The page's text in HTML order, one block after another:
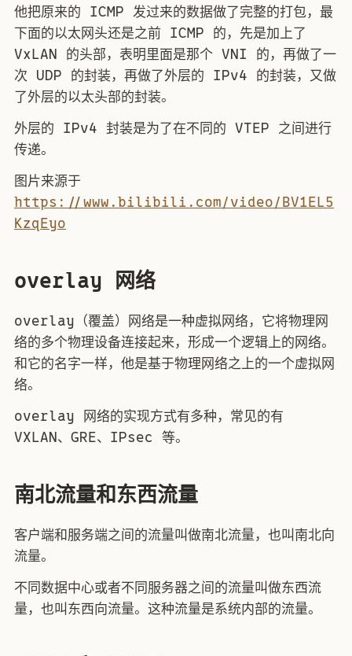
他把原来的 ICMP 发过来的数据做了完整的打包，最
下面的以太网头还是之前 ICMP 的，先是加上了
VxLAN 的头部，表明里面是那个 VNI 的，再做了一
次 UDP 的封装，再做了外层的 IPv4 的封装，又做
了外层的以太头部的封装。
外层的 IPv4 封装是为了在不同的 VTEP 之间进行
传递。
图片来源于
https://www.bilibili.com/video/BV1EL5
KzqEyo
overlay 网络
overlay（覆盖）网络是一种虚拟网络，它将物理网
络的多个物理设备连接起来，形成一个逻辑上的网络。
和它的名字一样，他是基于物理网络之上的一个虚拟网
络。
overlay 网络的实现方式有多种，常见的有
VXLAN、GRE、IPsec 等。
南北流量和东西流量
客户端和服务端之间的流量叫做南北流量，也叫南北向
流量。
不同数据中心或者不同服务器之间的流量叫做东西流
量，也叫东西向流量。这种流量是系统内部的流量。